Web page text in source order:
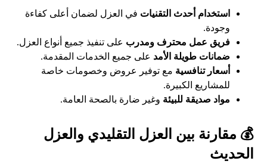
استخدام أحدث التقنيات في العزل لضمان أعلى كفاءة
وجودة.
فريق عمل محترف ومدرب على تنفيذ جميع أنواع العزل.
ضمانات طويلة الأمد على جميع الخدمات المقدمة.
أسعار تنافسية مع توفير عروض وخصومات خاصة
للمشاريع الكبيرة.
مواد صديقة للبيئة وغير ضارة بالصحة العامة.
💰 مقارنة بين العزل التقليدي والعزل
الحديث